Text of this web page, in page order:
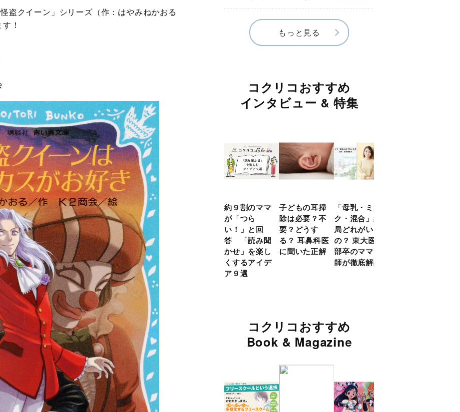
怪盗クイーン」シリーズ（作：はやみねかおる
！
校に…小学校入学後に
見えたSOS《第１話》
もっと見る
コクリコおすすめ
インタビュー & 特集
約９割のママ
が「つら
い！」と回
答 「読み聞
かせ」を楽し
くするアイデ
ア９選
子どもの耳掃
除は必要？不
要？どうす
る？ 耳鼻科医
に聞いた正解
「母乳・ミル
ク・混合」結
局どれがいい
の？ 東大医学
部卒のママ医
師が徹底解説
コクリコおすすめ
Book & Magazine